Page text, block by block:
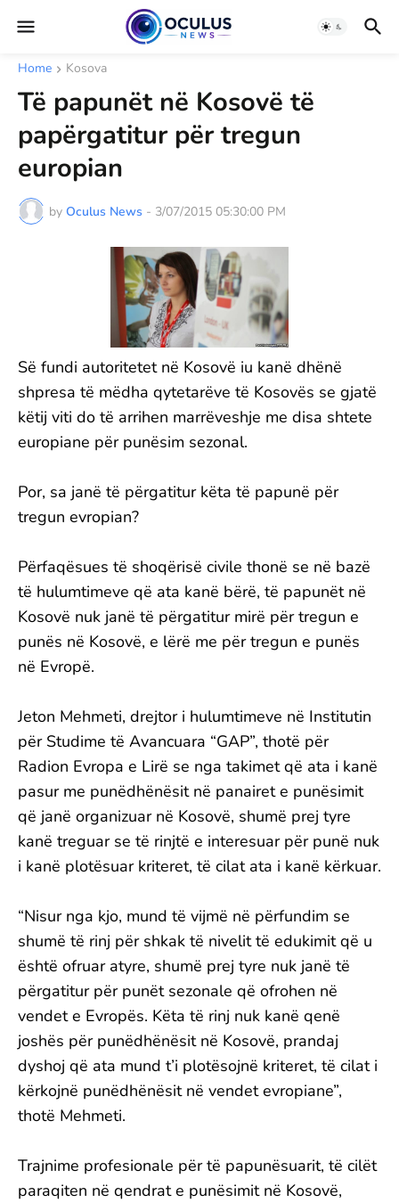
Home Kosova
Të papunët në Kosovë të
papërgatitur për tregun
europian
by Oculus News - 3/07/2015 05:30:00 PM
Së fundi autoritetet në Kosovë iu kanë dhënë
shpresa të mëdha qytetarëve të Kosovës se gjatë
këtij viti do të arrihen marrëveshje me disa shtete
europiane për punësim sezonal.
Por, sa janë të përgatitur këta të papunë për
tregun evropian?
Përfaqësues të shoqërisë civile thonë se në bazë
të hulumtimeve që ata kanë bërë, të papunët në
Kosovë nuk janë të përgatitur mirë për tregun e
punës në Kosovë, e lërë me për tregun e punës
në Evropë.
Jeton Mehmeti, drejtor i hulumtimeve në Institutin
për Studime të Avancuara “GAP”, thotë për
Radion Evropa e Lirë se nga takimet që ata i kanë
pasur me punëdhënësit në panairet e punësimit
që janë organizuar në Kosovë, shumë prej tyre
kanë treguar se të rinjtë e interesuar për punë nuk
i kanë plotësuar kriteret, të cilat ata i kanë kërkuar.
“Nisur nga kjo, mund të vijmë në përfundim se
shumë të rinj për shkak të nivelit të edukimit që u
është ofruar atyre, shumë prej tyre nuk janë të
përgatitur për punët sezonale që ofrohen në
vendet e Evropës. Këta të rinj nuk kanë qenë
joshës për punëdhënësit në Kosovë, prandaj
dyshoj që ata mund t’i plotësojnë kriteret, të cilat i
kërkojnë punëdhënësit në vendet evropiane”,
thotë Mehmeti.
Trajnime profesionale për të papunësuarit, të cilët
paraqiten në qendrat e punësimit në Kosovë,